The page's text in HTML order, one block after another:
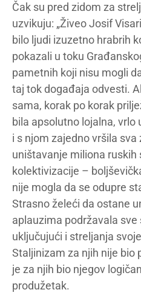
Čak su pred zidom za
uzvikuju: „Živeo Josif
bilo ljudi izuzetno hrabrih
pokazali u toku
pametnih koji nisu mogli
taj tok događaja odvesti.
sama, korak po korak
bila apsolutno lojalna, vrlo
i s njom zajedno vršila sva
uništavanje miliona ruskih
kolektivizacije –
nije mogla da se odupre
Strasno želeći da ostane
aplauzima podržavala
uključujući i streljanja
Staljinizam za njih nije bio
je za njih bio njegov
produžetak.